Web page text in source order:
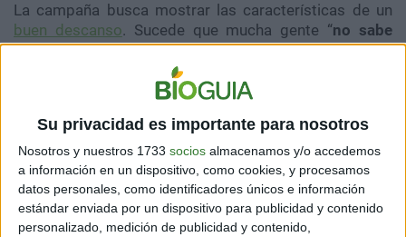
Su privacidad es importante para nosotros
Nosotros y nuestros 1733 socios almacenamos y/o accedemos
a información en un dispositivo, como cookies, y procesamos
datos personales, como identificadores únicos e información
estándar enviada por un dispositivo para publicidad y contenido
personalizado, medición de publicidad y contenido,
La campaña busca mostrar las características de un
buen descanso. Sucede que mucha gente “no sabe
dormir”,por lo que se busca quienes hagan contenido
para hacerlo bien. Algunos requisitos son los
No basta con saber dormir, sino ser educativo:
mostrar trucos para conciliar sueño rápido, mejores
posturas, horarios, qué comer antes de dormir, cómo
arreglar el lecho, etc.
-El empleado debe saber dominar las redes, grabar